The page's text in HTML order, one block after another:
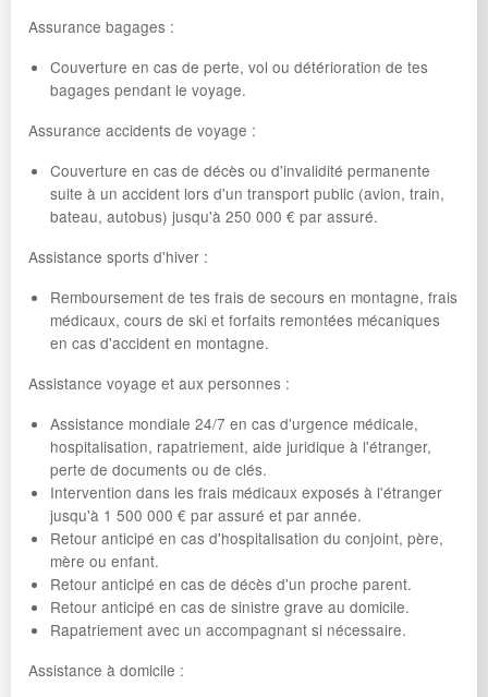
Assurance bagages :
Couverture en cas de perte, vol ou détérioration de tes
bagages pendant le voyage.
Assurance accidents de voyage :
Couverture en cas de décès ou d'invalidité permanente
suite à un accident lors d'un transport public (avion, train,
bateau, autobus) jusqu'à 250 000 € par assuré.
Assistance sports d'hiver :
Remboursement de tes frais de secours en montagne, frais
médicaux, cours de ski et forfaits remontées mécaniques
en cas d'accident en montagne.
Assistance voyage et aux personnes :
Assistance mondiale 24/7 en cas d'urgence médicale,
hospitalisation, rapatriement, aide juridique à l'étranger,
perte de documents ou de clés.
Intervention dans les frais médicaux exposés à l'étranger
jusqu'à 1 500 000 € par assuré et par année.
Retour anticipé en cas d'hospitalisation du conjoint, père,
mère ou enfant.
Retour anticipé en cas de décès d'un proche parent.
Retour anticipé en cas de sinistre grave au domicile.
Rapatriement avec un accompagnant si nécessaire.
Assistance à domicile :